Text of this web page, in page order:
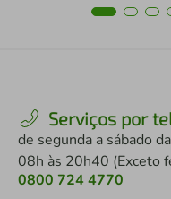
Serviços por
de segunda a sábado
08h às 20h40 (Exceto
0800 724 4770